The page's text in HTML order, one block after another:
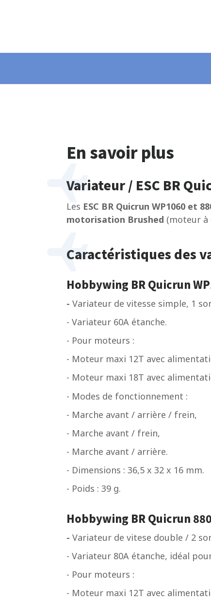
En savoir plus
Variateur / ESC BR
Les ESC BR Quicrun WP1060 et
motorisation Brushed (moteur à
Caractéristiques des
Hobbywing BR Quicrun
- Variateur de vitesse simple, 1
- Variateur 60A étanche.
- Pour moteurs :
- Moteur maxi 12T avec
- Moteur maxi 18T avec
- Modes de fonctionnement :
- Marche avant / arrière / frein,
- Marche avant / frein,
- Marche avant / arrière.
- Dimensions : 36,5 x 32 x 16 mm.
- Poids : 39 g.
Hobbywing BR Quicrun
- Variateur de vitese double / 2
- Variateur 80A étanche, idéal
- Pour moteurs :
- Moteur maxi 12T avec